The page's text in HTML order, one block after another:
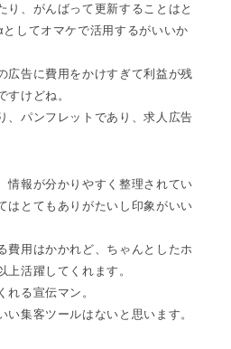
り、がんばって更新することはと
してオマケで活用するがいいか
広告に費用をかけすぎて利益が残
けどね。
、パンフレットであり、求人広告
情報が分かりやすく整理されてい
はとてもありがたいし印象がいい
費用はかかれど、ちゃんとしたホ
活躍してくれます。
れる宣伝マン。
集客ツールはないと思います。